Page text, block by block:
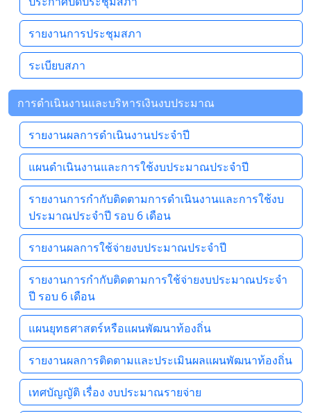
รายงานการประชุมสภา
ระเบียบสภา
การดำเนินงานและบริหารเงินงบประมาณ
รายงานผลการดำเนินงานประจำปี
แผนดำเนินงานและการใช้งบประมาณประจำปี
รายงานการกำกับติดตามการดำเนินงานและการใช้งบ
ประมาณประจำปี รอบ 6 เดือน
รายงานผลการใช้จ่ายงบประมาณประจำปี
รายงานการกำกับติดตามการใช้จ่ายงบประมาณประจำ
ปี รอบ 6 เดือน
แผนยุทธศาสตร์หรือแผนพัฒนาท้องถิ่น
รายงานผลการติดตามและประเมินผลแผนพัฒนาท้องถิ่น
เทศบัญญัติ เรื่อง งบประมาณรายจ่าย